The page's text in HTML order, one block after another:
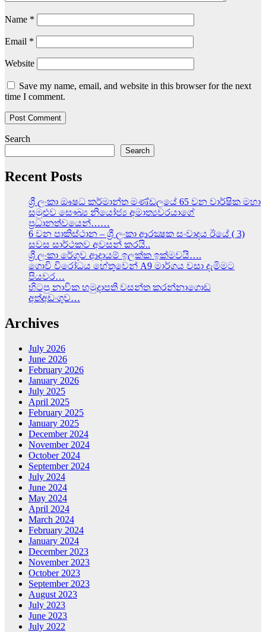
Name *
Email *
Website
Save my name, email, and website in this browser for the next
time I comment.
Search
Search
Recent Posts
ශ්‍රී ලංකා ඖෂධ කර්මාන්ත මණ්ඩලයේ 65 වන වාර්ෂික මහා
සමුළුව සෞඛ්‍ය නියෝජ්‍ය අමාත්‍යවරයාගේ
ප්‍රධානත්වයෙන්……
6 වන පාකිස්ථාන – ශ්‍රී ලංකා ආරක්‍ෂක සංවාදය ඊයේ ( 3)
සවස සාර්ථකව අවසන් කරයි..
ශ්‍රී ලංකා රේගුව ආදායම් ඉලක්ක ඉක්මවයි….
ගොවි විරෝධය හේතුවෙන් A9 මාර්ගය වසා දැමිමට
පියවර…
හිටපු නාවික හමුදාපති වසන්ත කරන්නාගොඩ
අත්අඩංගුව…
Archives
July 2026
June 2026
February 2026
January 2026
July 2025
April 2025
February 2025
January 2025
December 2024
November 2024
October 2024
September 2024
July 2024
June 2024
May 2024
April 2024
March 2024
February 2024
January 2024
December 2023
November 2023
October 2023
September 2023
August 2023
July 2023
June 2023
July 2022